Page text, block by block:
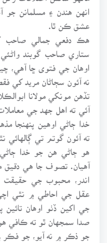
انهن هندن ۽ مسلمانن
عشق ڪن ٿا.
هڪ دفعي جمالي صاحب
ستاري صاحب گوبند
اوهان جي فتوى ڇا آهي،
نه آئون سڄاڻان مريد کي
تڏهن مونکي مولانا
آئي ته اهل جهد جي
خدا ڄاڻي اوهين پنهنجا
ته آئون گوتم تي
هو ڄاڻي هن جو خدا
آهيان. تصوف جا هي دقيق
اندر، محبوب جي حقيقت
عقل جي احاطي ۾ نٿي
جي اکين ڏٺو اوهان
صدا سمجهان ٿو ته ڪافي
جو ذڪر ۾ نه آيو، جو فڪر ۾